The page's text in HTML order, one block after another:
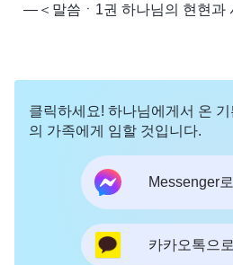
―＜말씀ㆍ1권 하나님의 현현과
클릭하세요! 하나님에게서 온
의 가족에게 임할 것입니다.
Messenger
카카오톡으